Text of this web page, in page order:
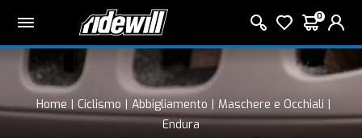
0
Home Ciclismo Abbigliamento
Maschere e Occhiali
Endura